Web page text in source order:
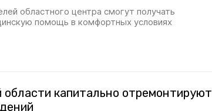
областного центра смогут получать
помощь в комфортных условиях
области капитально отремонтируют